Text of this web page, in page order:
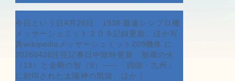
今日という日4月26日 1938 最速レシプロ機
メッサーシュミット２０９記録更新、ほか写
真wikipediaメッサーシュミット209機体 に
20260426注目記事日中随時更新 胎蔵の火
（13）と金剛の智（9）――「四国・九州」
に刻印された太陽神の凱旋、ほか｜